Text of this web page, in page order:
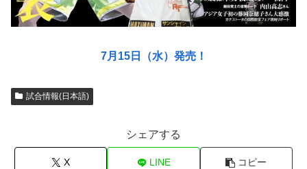
7月15日（水）発売！
試合情報(日本語)
シェアする
X LINE コピー